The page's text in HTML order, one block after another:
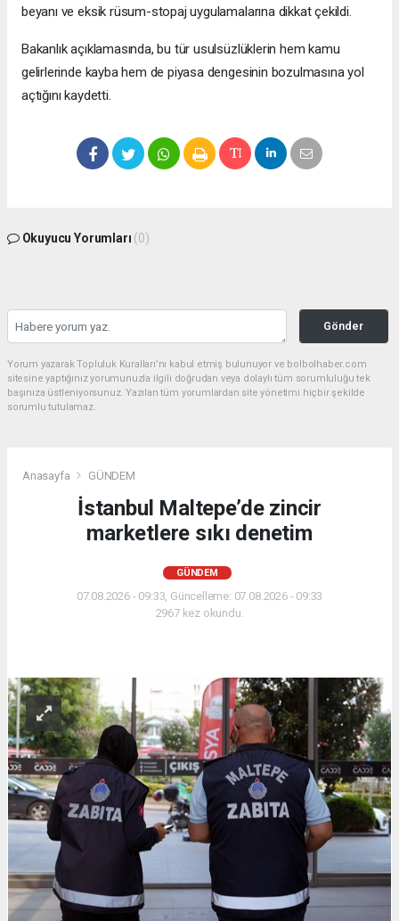
beyanı ve eksik rüsum-stopaj uygulamalarına dikkat çekildi.
Bakanlık açıklamasında, bu tür usulsüzlüklerin hem kamu
gelirlerinde kayba hem de piyasa dengesinin bozulmasına yol
açtığını kaydetti.
Okuyucu Yorumları (0)
Gönder
Yorum yazarak Topluluk Kuralları’nı kabul etmiş bulunuyor ve bolbolhaber.com
sitesine yaptığınız yorumunuzla ilgili doğrudan veya dolaylı tüm sorumluluğu tek
başınıza üstleniyorsunuz. Yazılan tüm yorumlardan site yönetimi hiçbir şekilde
sorumlu tutulamaz.
Anasayfa GÜNDEM
İstanbul Maltepe’de zincir
marketlere sıkı denetim
GÜNDEM
07.08.2026 - 09:33, Güncelleme: 07.08.2026 - 09:33
2967 kez okundu.